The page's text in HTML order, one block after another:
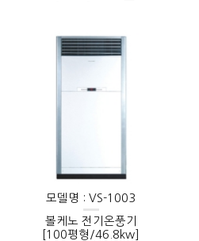
모델명 : VS-1003
볼케노 전기온풍기
[100평형/46.8kw]